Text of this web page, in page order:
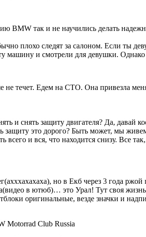
BMW так и не научились делать
плохо следят за салоном. Если ты
и смотрели для девушки.
течет. Едем на СТО. Она привезла
и снять защиту двигателя? Да, давай
защиту это дорого? Быть может, мы
и вся, что находится снизу. Все
но в Екб через 3 года
в ютюб)… это Урал! Тут своя
оригинальные, везде значки и